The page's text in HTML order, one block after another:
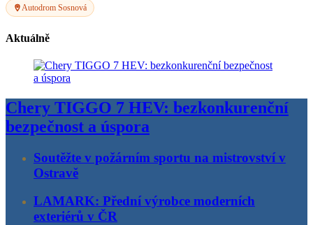
Autodrom Sosnová
Aktuálně
Chery TIGGO 7 HEV: bezkonkurenční
bezpečnost a úspora
Soutěžte v požárním sportu na mistrovství v
Ostravě
LAMARK: Přední výrobce moderních
exteriérů v ČR